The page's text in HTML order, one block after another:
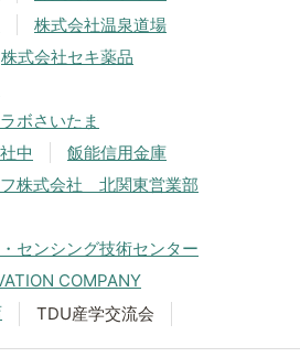
株式会社温泉道場
株式会社セキ薬品
ボさいたま
中
飯能信用金庫
株式会社 北関東営業部
センシング技術センター
COMPANY
TDU産学交流会